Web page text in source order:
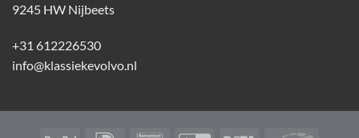
9245 HW Nijbeets
+31 612226530
info@klassiekevolvo.nl